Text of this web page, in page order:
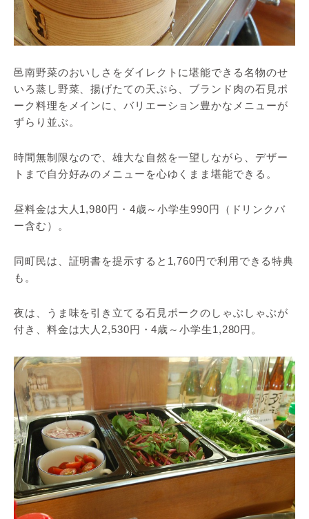
邑南野菜のおいしさをダイレクトに堪能できる名物のせ
いろ蒸し野菜、揚げたての天ぷら、ブランド肉の石見ポ
ーク料理をメインに、バリエーション豊かなメニューが
ずらり並ぶ。
時間無制限なので、雄大な自然を一望しながら、デザー
トまで自分好みのメニューを心ゆくまま堪能できる。
昼料金は大人1,980円・4歳～小学生990円（ドリンクバ
ー含む）。
同町民は、証明書を提示すると1,760円で利用できる特典
も。
夜は、うま味を引き立てる石見ポークのしゃぶしゃぶが
付き、料金は大人2,530円・4歳～小学生1,280円。